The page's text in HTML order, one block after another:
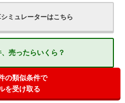
ミュレーターはこちら
売ったらいくら？
の類似条件で
を受け取る